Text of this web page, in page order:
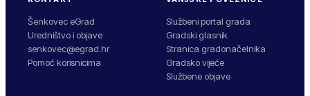
Šenkovec eGrad
Uredništvo i objave
senkovec@egrad.hr
Pomoć korisnicima
Službeni portal grada
Gradski glasnik
Stranica gradonačelnika
Gradsko vijeće
Službene objave